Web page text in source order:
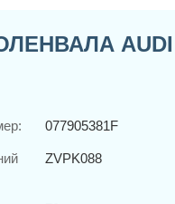
AUDI
077905381F
ZVPK088